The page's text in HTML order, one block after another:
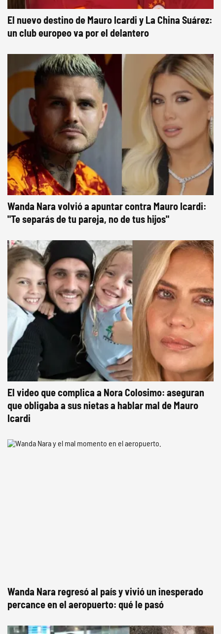
El nuevo destino de Mauro Icardi y La China Suárez:
un club europeo va por el delantero
Wanda Nara volvió a apuntar contra Mauro Icardi:
"Te separás de tu pareja, no de tus hijos"
El video que complica a Nora Colosimo: aseguran
que obligaba a sus nietas a hablar mal de Mauro
Icardi
Wanda Nara regresó al país y vivió un inesperado
percance en el aeropuerto: qué le pasó